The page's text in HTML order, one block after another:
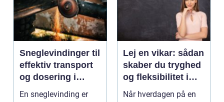
Sneglevindinger til
effektiv transport
og dosering i
industrien
En sneglevinding er
Lej en vikar: sådan
skaber du tryghed
og fleksibilitet i
hverdagen
Når hverdagen på en